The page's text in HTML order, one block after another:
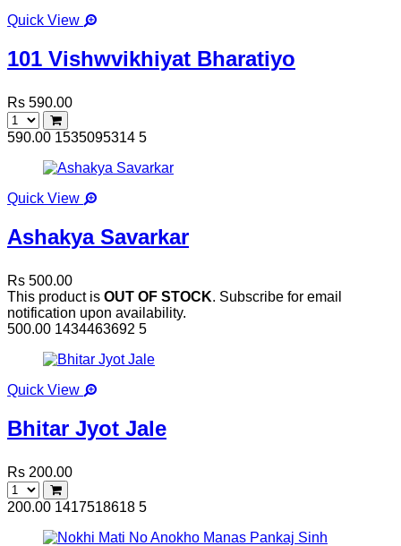
Quick View
101 Vishwvikhiyat Bharatiyo
Rs 590.00
590.00 1535095314 5
Quick View
Ashakya Savarkar
Rs 500.00
This product is OUT OF STOCK. Subscribe for email
notification upon availability.
500.00 1434463692 5
Quick View
Bhitar Jyot Jale
Rs 200.00
200.00 1417518618 5